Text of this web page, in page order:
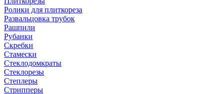
Ролики для плиткореза
Развальцовка трубок
Рашпили
Рубанки
Скребки
Стамески
Стеклодомкраты
Стеклорезы
Степлеры
Стрипперы